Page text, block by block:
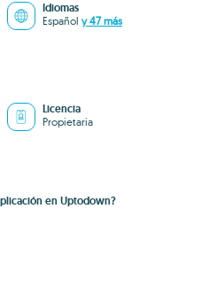
Idiomas
Español y 47 más
Licencia
Propietaria
en Uptodown?